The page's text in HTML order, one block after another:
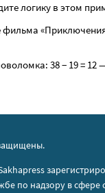
логику в этом
фильма
38 − 19 = 12
по надзору в сфере